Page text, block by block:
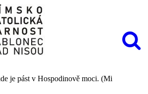
je pást v Hospodinově moci. (Mi